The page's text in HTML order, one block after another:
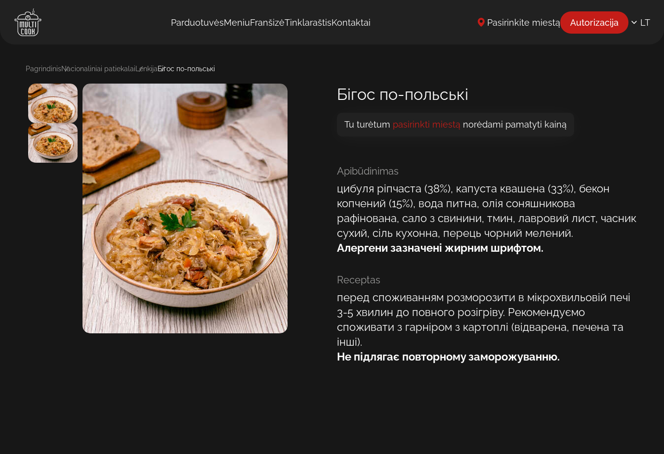
ParduotuvėsMeniuFranšizėTinklaraštisKontaktai Pasirinkite miestą Autorizacija LT
FR
PagrindinisNacionaliniai patiekalai LenkijaБігос по-польські
Бігос по-польські
Tu turėtum pasirinkti miestą norėdami pamatyti kainą
Apibūdinimas
цибуля ріпчаста (38%), капуста квашена (33%), бекон
копчений (15%), вода питна, олія соняшникова
рафінована, сало з свинини, тмин, лавровий лист, часник
сухий, сіль кухонна, перець чорний мелений.
Алергени зазначені жирним шрифтом.
Receptas
перед споживанням розморозити в мікрохвильовій печі
3-5 хвилин до повного розігріву. Рекомендуємо
споживати з гарніром з картоплі (відварена, печена та
інші).
Не підлягає повторному заморожуванню.
Pasirinkite savo vietą